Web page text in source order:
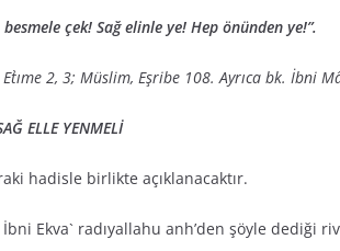
besmele çek! Sağ elinle ye! Hep önünden ye!”.
2, 3; Müslim, Eşribe 108. Ayrıca bk. İbni
ELLE YENMELİ
hadisle birlikte açıklanacaktır.
İbni Ekva` radıyallahu anh’den şöyle dediği